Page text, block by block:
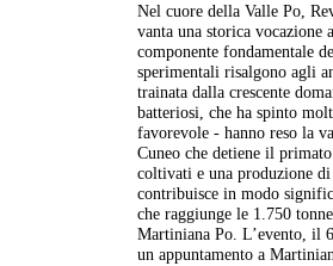
Nel cuore della Valle Po,
vanta una storica
componente fondamentale
sperimentali risalgono agli
trainata dalla crescente
batteriosi, che ha spinto
favorevole - hanno reso la
Cuneo che detiene il
coltivati e una produzione
contribuisce in modo
che raggiunge le 1.750
Martiniana Po. L’evento, il
un appuntamento a